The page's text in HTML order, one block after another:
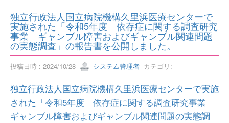
独立行政法人国立病院機構久里浜医療センターで
実施された「令和5年度 依存症に関する調査研究
事業 ギャンブル障害およびギャンブル関連問題
の実態調査」の報告書を公開しました。
投稿日時 : 2024/10/28 システム管理者 カテゴリ:
独立行政法人国立病院機構久里浜医療センターで実施
された「令和5年度 依存症に関する調査研究事業
ギャンブル障害およびギャンブル関連問題の実態調